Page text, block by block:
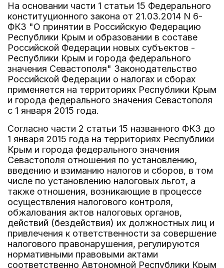
На основании части 1 статьи 15 Федерального
конституционного закона от 21.03.2014 N 6-
ФКЗ "О принятии в Российскую Федерацию
Республики Крым и образовании в составе
Российской Федерации новых субъектов -
Республики Крым и города федерального
значения Севастополя" Законодательство
Российской Федерации о налогах и сборах
применяется на территориях Республики Крым
и города федерального значения Севастополя
с 1 января 2015 года.
Согласно части 2 статьи 15 названного ФКЗ до
1 января 2015 года на территориях Республики
Крым и города федерального значения
Севастополя отношения по установлению,
введению и взиманию налогов и сборов, в том
числе по установлению налоговых льгот, а
также отношения, возникающие в процессе
осуществления налогового контроля,
обжалования актов налоговых органов,
действий (бездействия) их должностных лиц и
привлечения к ответственности за совершение
налогового правонарушения, регулируются
нормативными правовыми актами
соответственно Автономной Республики Крым